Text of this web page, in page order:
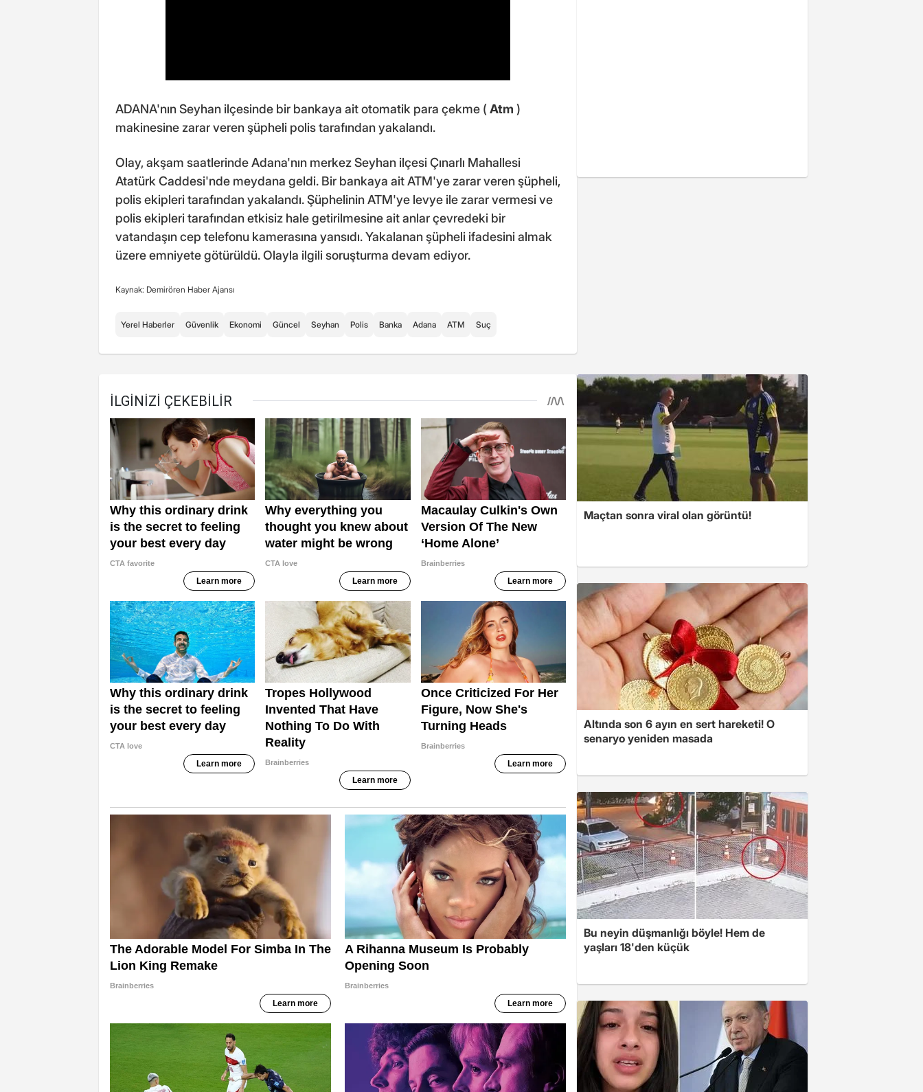
ADANA'nın Seyhan ilçesinde bir bankaya ait otomatik para çekme ( Atm )
makinesine zarar veren şüpheli polis tarafından yakalandı.
Olay, akşam saatlerinde Adana'nın merkez Seyhan ilçesi Çınarlı Mahallesi
Atatürk Caddesi'nde meydana geldi. Bir bankaya ait ATM'ye zarar veren şüpheli,
polis ekipleri tarafından yakalandı. Şüphelinin ATM'ye levye ile zarar vermesi ve
polis ekipleri tarafından etkisiz hale getirilmesine ait anlar çevredeki bir
vatandaşın cep telefonu kamerasına yansıdı. Yakalanan şüpheli ifadesini almak
üzere emniyete götürüldü. Olayla ilgili soruşturma devam ediyor.
Kaynak: Demirören Haber Ajansı
Yerel Haberler Güvenlik Ekonomi Güncel Seyhan Polis Banka Adana ATM Suç
Maçtan sonra viral olan görüntü!
Altında son 6 ayın en sert hareketi! O
senaryo yeniden masada
Bu neyin düşmanlığı böyle! Hem de
yaşları 18'den küçük